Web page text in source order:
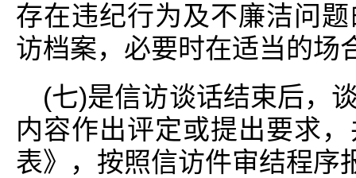
存在违纪行为及不廉洁问
访档案，必要时在适当的场
(七)是信访谈话结束后，
内容作出评定或提出要求
表》，按照信访件审结程序